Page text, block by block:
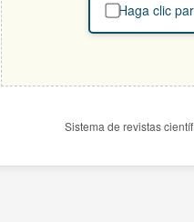
Haga clic
Sistema de revistas